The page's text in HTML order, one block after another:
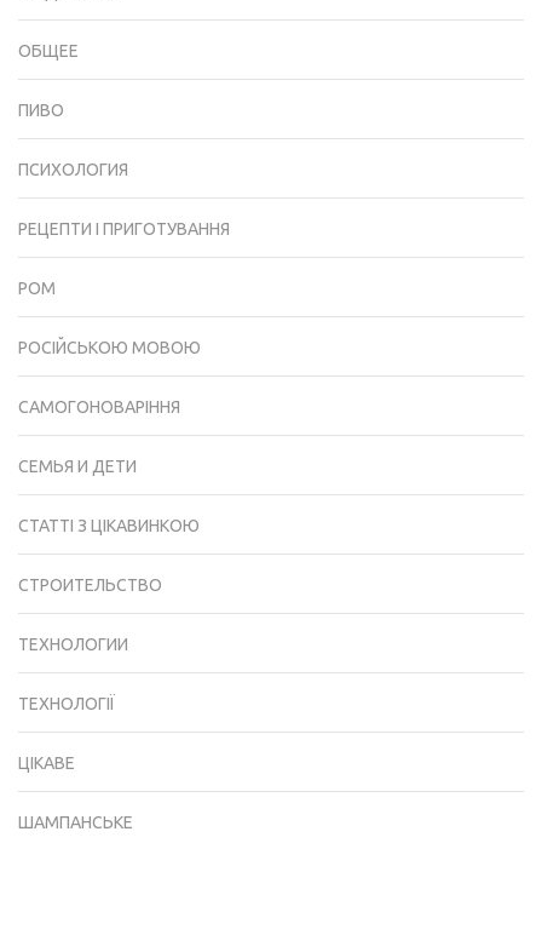
ОБЩЕЕ
ПИВО
ПСИХОЛОГИЯ
РЕЦЕПТИ І ПРИГОТУВАННЯ
РОМ
РОСІЙСЬКОЮ МОВОЮ
САМОГОНОВАРІННЯ
СЕМЬЯ И ДЕТИ
СТАТТІ З ЦІКАВИНКОЮ
СТРОИТЕЛЬСТВО
ТЕХНОЛОГИИ
ТЕХНОЛОГІЇ
ЦІКАВЕ
ШАМПАНСЬКЕ